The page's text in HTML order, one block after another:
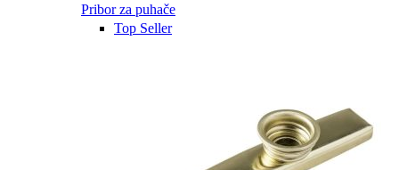
Pribor za puhače
Top Seller